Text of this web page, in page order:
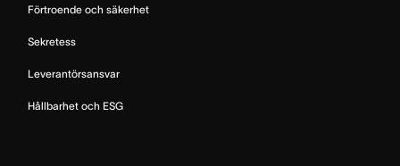
Förtroende och säkerhet
Sekretess
Leverantörsansvar
Hållbarhet och ESG